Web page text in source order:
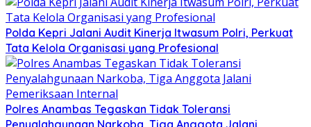
Polda Kepri Jalani Audit Kinerja Itwasum Polri, Perkuat
Tata Kelola Organisasi yang Profesional
Polres Anambas Tegaskan Tidak Toleransi